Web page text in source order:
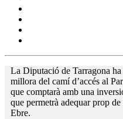
La Diputació de Tarragona
millora del camí d’accés al
que comptarà amb una
que permetrà adequar prop
Ebre.